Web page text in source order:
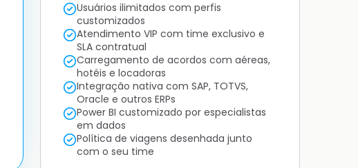
Usuários ilimitados com perfis
customizados
Atendimento VIP com time exclusivo e
SLA contratual
Carregamento de acordos com aéreas,
hotéis e locadoras
Integração nativa com SAP, TOTVS,
Oracle e outros ERPs
Power BI customizado por especialistas
em dados
Política de viagens desenhada junto
com o seu time